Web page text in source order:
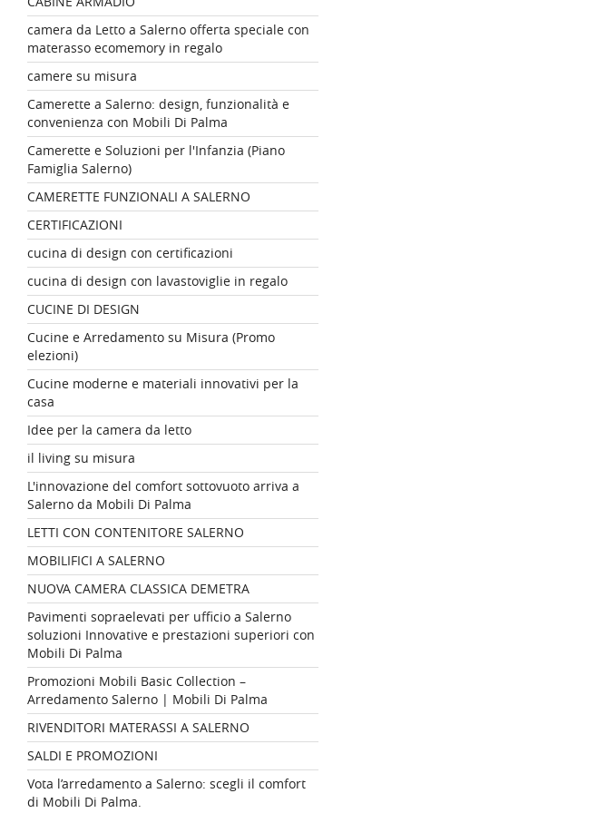
camera da Letto a Salerno offerta speciale con
materasso ecomemory in regalo
camere su misura
Camerette a Salerno: design, funzionalità e
convenienza con Mobili Di Palma
Camerette e Soluzioni per l'Infanzia (Piano
Famiglia Salerno)
CAMERETTE FUNZIONALI A SALERNO
CERTIFICAZIONI
cucina di design con certificazioni
cucina di design con lavastoviglie in regalo
CUCINE DI DESIGN
Cucine e Arredamento su Misura (Promo
elezioni)
Cucine moderne e materiali innovativi per la
casa
Idee per la camera da letto
il living su misura
L'innovazione del comfort sottovuoto arriva a
Salerno da Mobili Di Palma
LETTI CON CONTENITORE SALERNO
MOBILIFICI A SALERNO
NUOVA CAMERA CLASSICA DEMETRA
Pavimenti sopraelevati per ufficio a Salerno
soluzioni Innovative e prestazioni superiori con
Mobili Di Palma
Promozioni Mobili Basic Collection –
Arredamento Salerno | Mobili Di Palma
RIVENDITORI MATERASSI A SALERNO
SALDI E PROMOZIONI
Vota l’arredamento a Salerno: scegli il comfort
di Mobili Di Palma.